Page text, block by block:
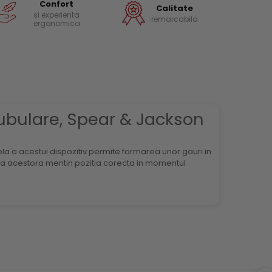
Confort
si experienta
ergonomica
Calitate
remarcabila
Spear & Jackson
a acestui dispozitiv permite formarea unor gauri in
acestora mentin pozitia corecta in momentul